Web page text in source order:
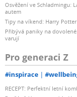
Osvěžení ve Schladmingu:
autem
Tipy na víkend: Harry
Přibývá paniky na
varují
Pro generaci Z
#inspirace
RECEPT: Perfektní letní